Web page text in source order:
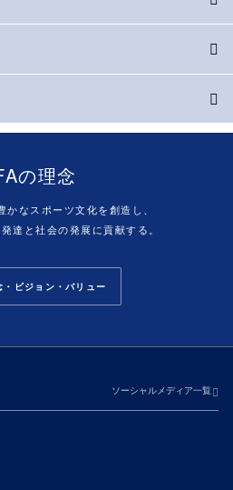
の理念
かなスポーツ文化を創造し、
達と社会の発展に貢献する。
ビジョン・バリュー
ソーシャルメディア一覧